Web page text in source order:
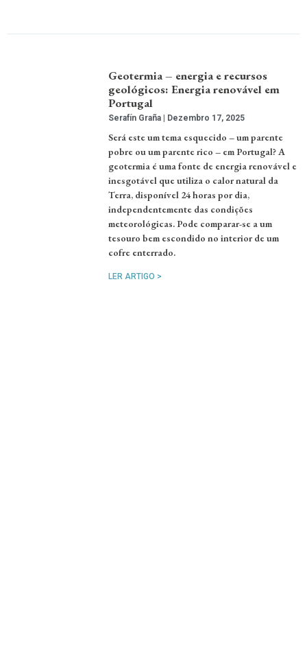
Geotermia – energia e recursos
geológicos: Energia renovável em
Portugal
Serafín Graña Dezembro 17, 2025
Será este um tema esquecido – um parente
pobre ou um parente rico – em Portugal? A
geotermia é uma fonte de energia renovável e
inesgotável que utiliza o calor natural da
Terra, disponível 24 horas por dia,
independentemente das condições
meteorológicas. Pode comparar-se a um
tesouro bem escondido no interior de um
cofre enterrado.
LER ARTIGO >